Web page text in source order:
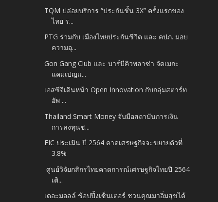
TQM ปล่อยบริการ “ประกันชั้น 3X” ครั้งแรกของ
ไทย ร...
PTG ร่วมกับ เมืองไทยประกันชีวิต และ คปภ. มอบ
ความอุ...
Gon Gang Club และ บาร์บีคิวพลาซ่า จัดเมกะ
แคมเปญแ...
เอสซีจีเดินหน้า Open Innovation กับกลุ่มสตาร์ท
อัพ ...
Thailand Smart Money จับมือสถาบันการเงิน
การลงทุนช...
EIC ประเมิน ปี 2564 คาดเศรษฐกิจจะขยายตัวที่
3.8%
​ ศูนย์วิจัยกสิกรไทยคาดการณ์เศรษฐกิจไทยปี 2564
เติ...
เดอะมอลล์ ช้อปปิ้งเซ็นเตอร์ ชวนคุณมาอิ่มสุขได้